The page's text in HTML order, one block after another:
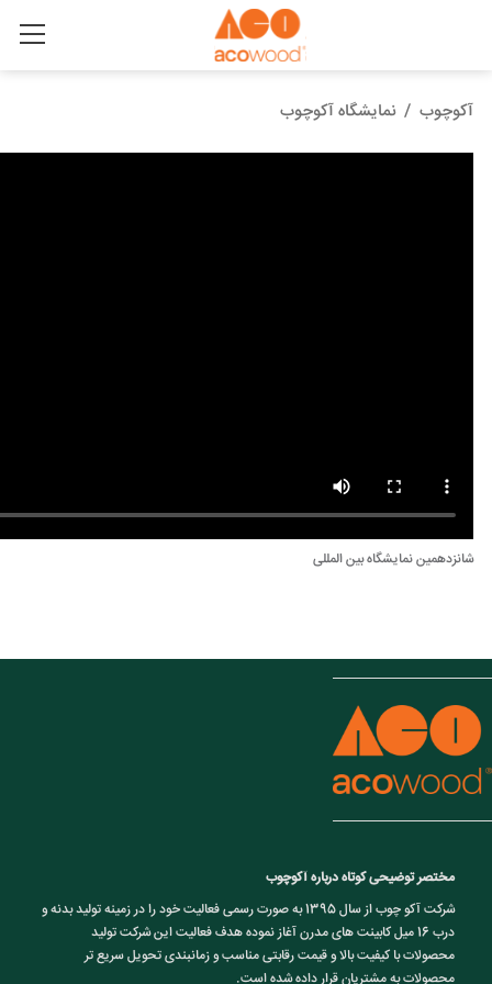
آکوچوب / نمایشگاه آکوچوب
شانزدهمین نمایشگاه بین المللی
مختصر توضیحی کوتاه درباره آکوچوب
شرکت آکو چوب از سال 1395 به صورت رسمی فعالیت خود را در زمینه تولید بدنه و
درب 16 میل کابینت های مدرن آغاز نموده هدف فعالیت این شرکت تولید
محصولات با کیفیت بالا و قیمت رقابتی مناسب و زمانبندی تحویل سریع تر
محصولات به مشتریان قرار داده شده است.